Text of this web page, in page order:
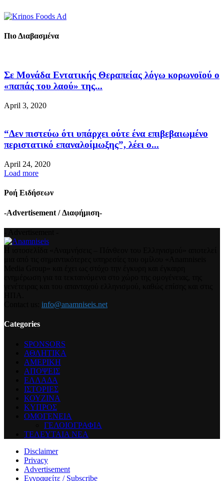
Πιο Διαβασμένα
Σε Μονάδα Εντατικής Θεραπείας λόγω κορωνοϊού ο
«παπάς του λαού» της...
April 3, 2020
“Δεν πιστεύω ότι υπάρχει ούτε ένα επιβεβαιωμένο
περιστατικό επαναλοίμωξης”, λέει ο...
April 24, 2020
Load more
Ροή Ειδήσεων
-Advertisement / Διαφήμιση-
info@anamniseis.net
Categories
SPONSORS
ΑΘΛΗΤΙΚΑ
ΑΜΕΡΙΚΗ
ΑΠΟΨΕΙΣ
ΕΛΛΑΔΑ
ΙΣΤΟΡΙΕΣ
ΚΟΥΖΙΝΑ
ΚΥΠΡΟΣ
ΟΜΟΓΕΝΕΙΑ
ΓΕΛΟΙΟΓΡΑΦΙΑ
ΤΕΛΕΥΤΑΙΑ ΝΕΑ
Disclaimer
Privacy
Advertisement
Εγγραφείτε / Subscribe